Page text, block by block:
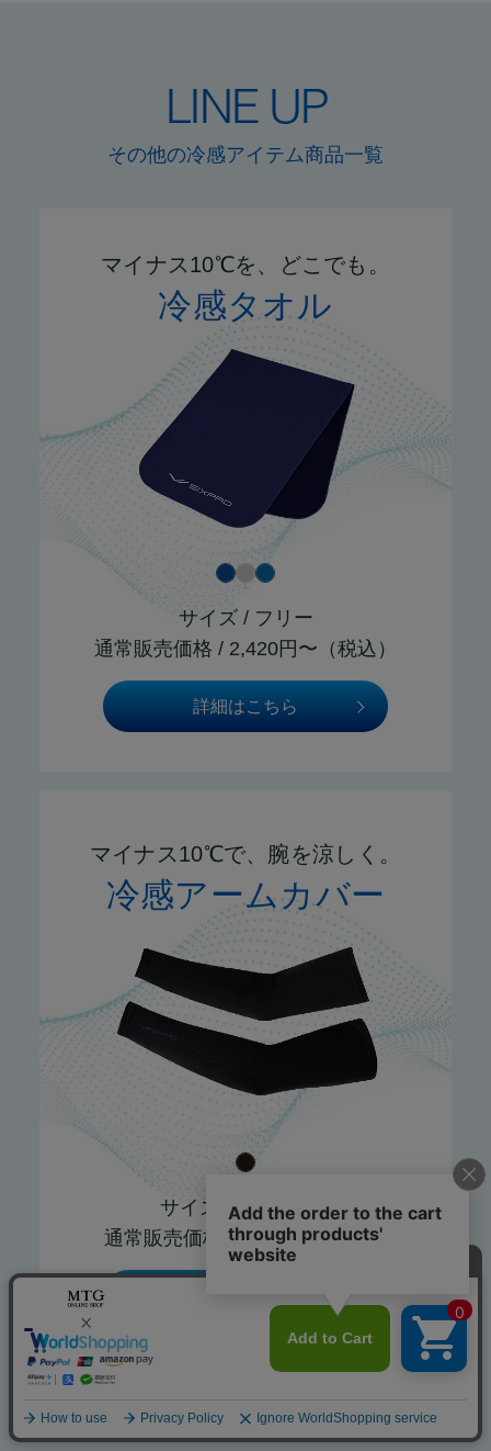
LINE UP
その他の冷感アイテム商品一覧
マイナス10℃を、どこでも。
冷感タオル
サイズ / フリー
通常販売価格 / 2,420円〜（税込）
詳細はこちら
マイナス10℃で、腕を涼しく。
冷感アームカバー
サイズ / S-M・L-LL
通常販売価格 / 2,970円（税込）